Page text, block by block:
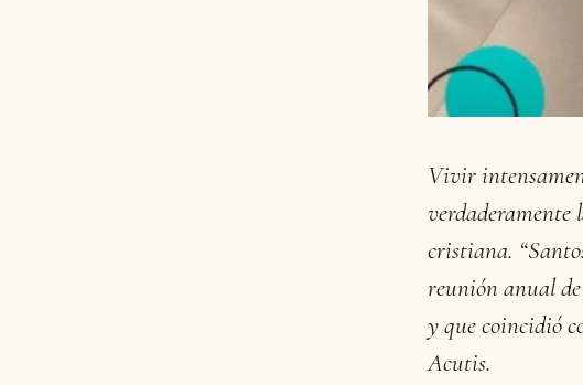
Vivir
verdaderamente
cristiana.
reunión anual
y que coincidió
Acutis.